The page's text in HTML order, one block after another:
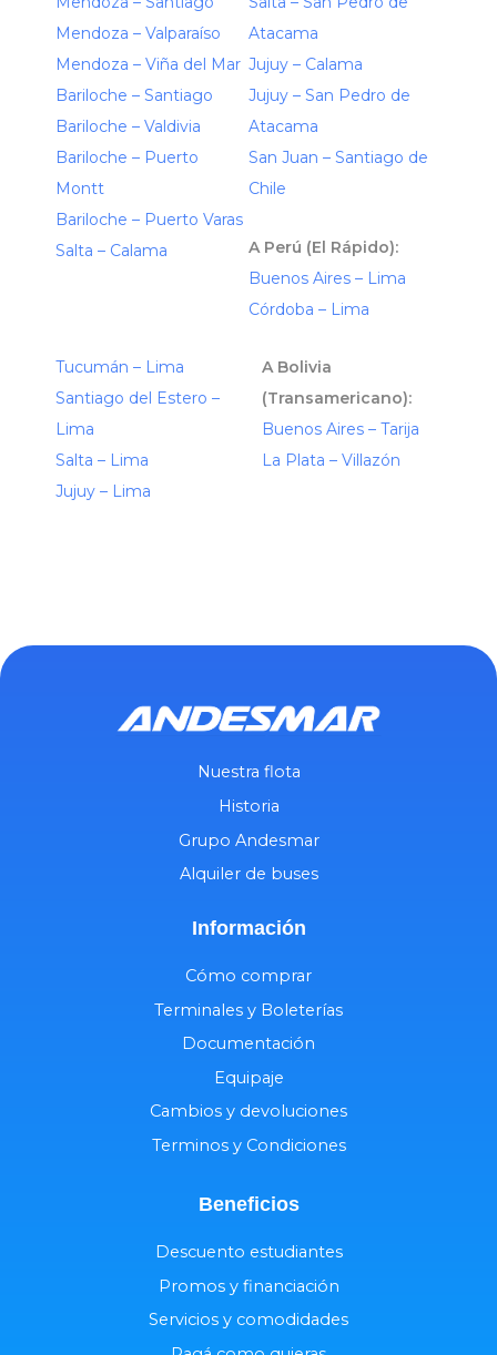
Mendoza – Valparaíso
Mendoza – Viña del Mar
Bariloche – Santiago
Bariloche – Valdivia
Bariloche – Puerto
Montt
Bariloche – Puerto Varas
Salta – Calama
Atacama
Jujuy – Calama
Jujuy – San Pedro de
Atacama
San Juan – Santiago de
Chile
A Perú (El Rápido):
Buenos Aires – Lima
Córdoba – Lima
Tucumán – Lima
Santiago del Estero –
Lima
Salta – Lima
Jujuy – Lima
A Bolivia
(Transamericano):
Buenos Aires – Tarija
La Plata – Villazón
Nuestra flota
Historia
Grupo Andesmar
Alquiler de buses
Información
Cómo comprar
Terminales y Boleterías
Documentación
Equipaje
Cambios y devoluciones
Terminos y Condiciones
Beneficios
Descuento estudiantes
Promos y financiación
Servicios y comodidades